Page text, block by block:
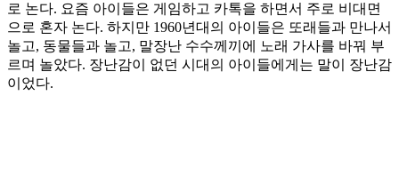
로 논다. 요즘 아이들은 게임하고 카톡을 하면서 주로 비대면
으로 혼자 논다. 하지만 1960년대의 아이들은 또래들과 만나서
놀고, 동물들과 놀고, 말장난 수수께끼에 노래 가사를 바꿔 부
르며 놀았다. 장난감이 없던 시대의 아이들에게는 말이 장난감
이었다.